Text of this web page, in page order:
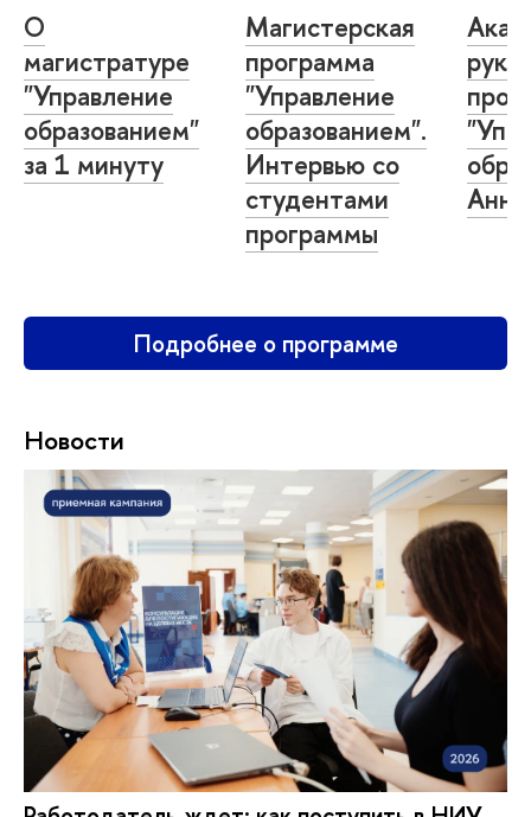
О
магистратуре
"Управление
образованием"
за 1 минуту
Магистерская
программа
"Управление
образованием".
Интервью со
студентами
программы
Подробнее о программе
Новости